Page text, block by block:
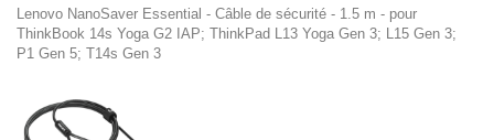
Lenovo NanoSaver Essential - Câble de sécurité - 1.5 m - pour
ThinkBook 14s Yoga G2 IAP; ThinkPad L13 Yoga Gen 3; L15 Gen 3;
P1 Gen 5; T14s Gen 3